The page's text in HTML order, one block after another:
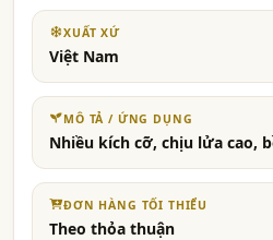
XUẤT XỨ
Việt Nam
MÔ TẢ / ỨNG DỤNG
Nhiều kích cỡ, chịu lửa cao,
ĐƠN HÀNG TỐI THIỂU
Theo thỏa thuận